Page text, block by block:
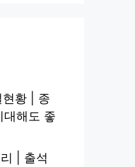
황 | 종
대해도 좋
| 출석